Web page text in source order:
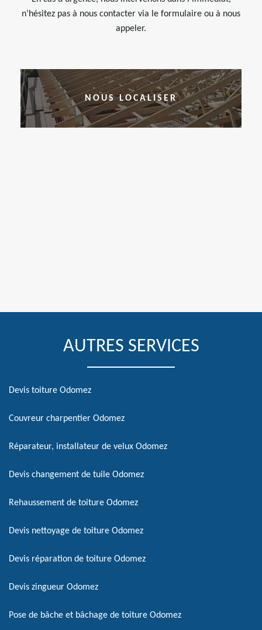
n’hésitez pas à nous contacter via le formulaire ou à nous
appeler.
NOUS LOCALISER
AUTRES SERVICES
Devis toiture Odomez
Couvreur charpentier Odomez
Réparateur, installateur de velux Odomez
Devis changement de tuile Odomez
Rehaussement de toiture Odomez
Devis nettoyage de toiture Odomez
Devis réparation de toiture Odomez
Devis zingueur Odomez
Pose de bâche et bâchage de toiture Odomez